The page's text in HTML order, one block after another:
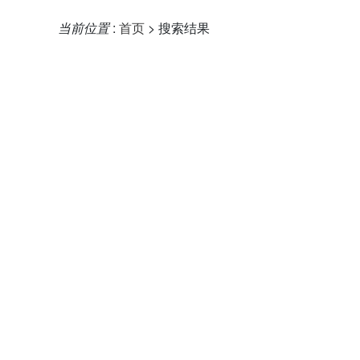
当前位置: 首页 > 搜索结果